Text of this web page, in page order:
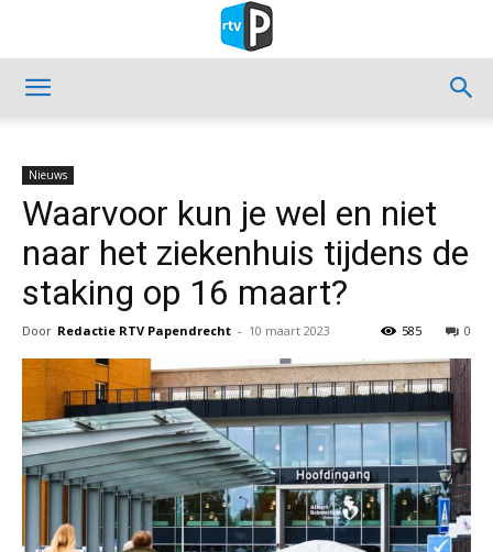
Nieuws
Waarvoor kun je wel en niet
naar het ziekenhuis tijdens de
staking op 16 maart?
Door Redactie RTV Papendrecht - 10 maart 2023 0
585